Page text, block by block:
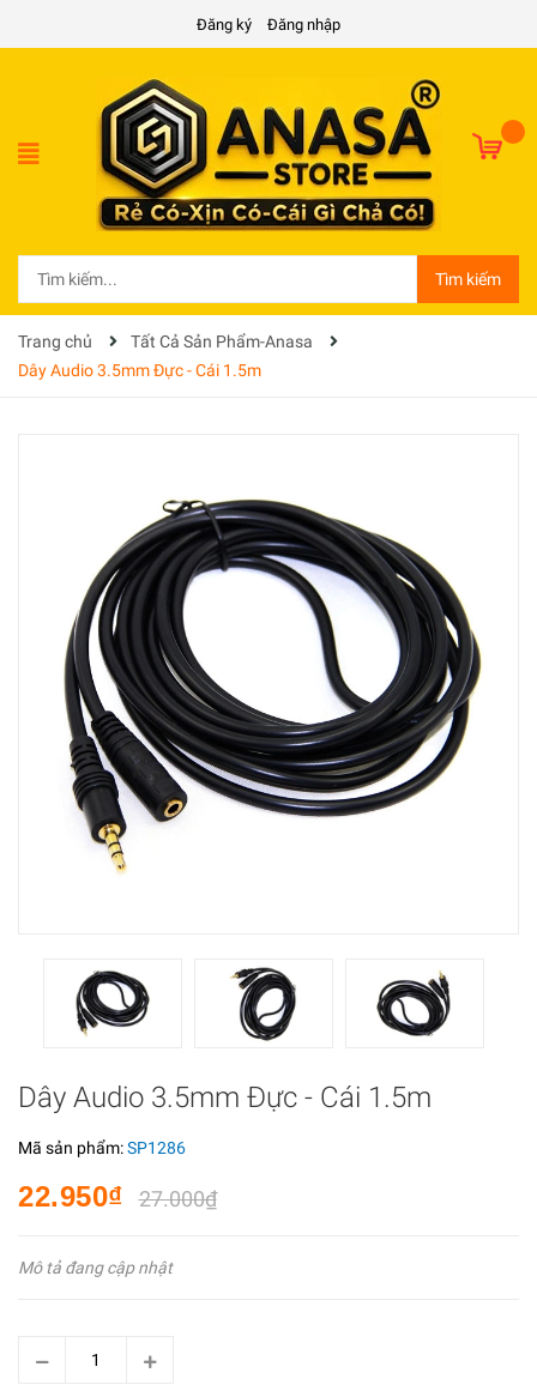
Đăng ký Đăng nhập
Tìm kiếm
Trang chủ
Tất Cả Sản Phẩm-Anasa
Dây Audio 3.5mm Đực - Cái 1.5m
Dây Audio 3.5mm Đực - Cái 1.5m
Mã sản phẩm:SP1286
22.950₫ 27.000₫
Mô tả đang cập nhật